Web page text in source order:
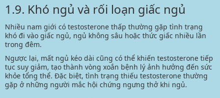
1.9. Khó ngủ và rối loạn giấc ngủ
Nhiều nam giới có testosterone thấp thường gặp tình trạng
khó đi vào giấc ngủ, ngủ không sâu hoặc thức giấc nhiều lần
trong đêm.
Ngược lại, mất ngủ kéo dài cũng có thể khiến testosterone tiếp
tục suy giảm, tạo thành vòng xoắn bệnh lý ảnh hưởng đến sức
khỏe tổng thể. Đặc biệt, tình trạng thiếu testosterone thường
gặp ở những người mắc hội chứng ngưng thở khi ngủ.